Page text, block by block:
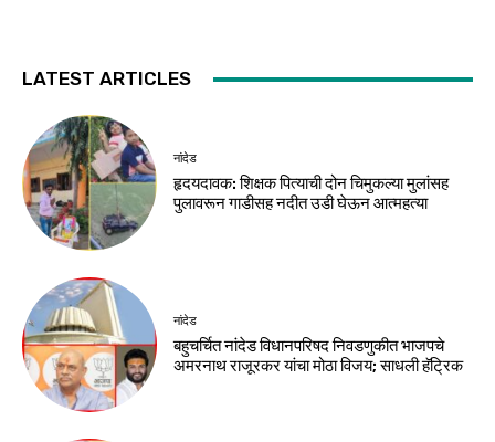
LATEST ARTICLES
नांदेड
हृदयदावक: शिक्षक पित्याची दोन चिमुकल्या मुलांसह
पुलावरून गाडीसह नदीत उडी घेऊन आत्महत्या
नांदेड
बहुचर्चित नांदेड विधानपरिषद निवडणुकीत भाजपचे
अमरनाथ राजूरकर यांचा मोठा विजय; साधली हॅट्रिक